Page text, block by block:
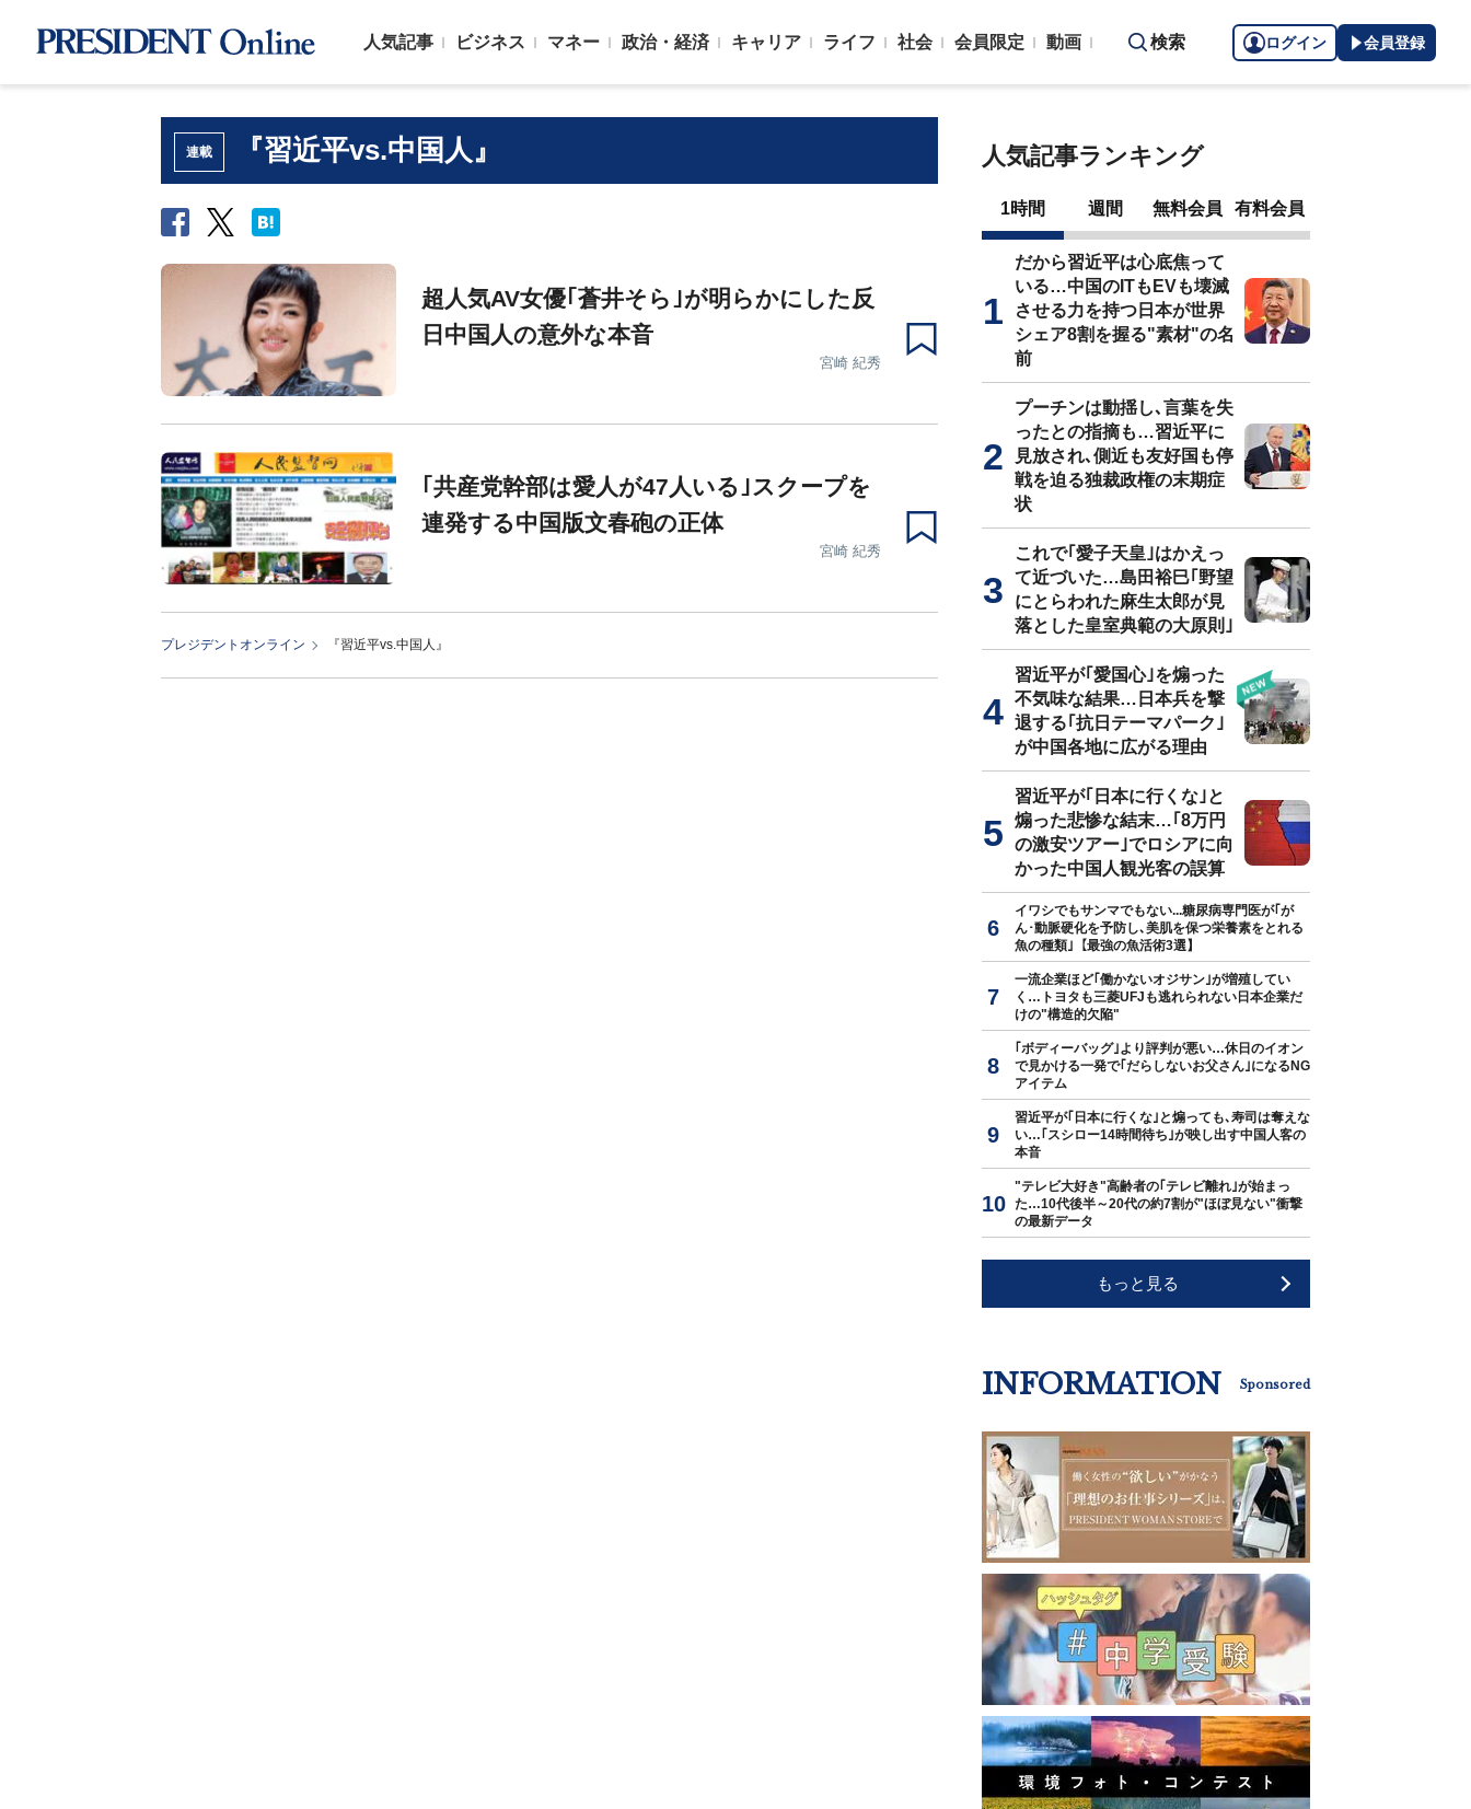
人気記事 ビジネス マネー 政治・経済 キャリア ライフ 社会 会員限定 動画 検索 ログイン 会員登録
連載 『習近平vs.中国人』
超人気AV女優｢蒼井そら｣が明らかにした反
日中国人の意外な本音
宮崎 紀秀
｢共産党幹部は愛人が47人いる｣スクープを
連発する中国版文春砲の正体
宮崎 紀秀
プレジデントオンライン 『習近平vs.中国人』
人気記事ランキング
1時間 週間 無料会員 有料会員
だから習近平は心底焦って
いる…中国のITもEVも壊滅
させる力を持つ日本が世界
シェア8割を握る"素材"の名
前
プーチンは動揺し､言葉を失
ったとの指摘も…習近平に
見放され､側近も友好国も停
戦を迫る独裁政権の末期症
状
これで｢愛子天皇｣はかえっ
て近づいた…島田裕巳｢野望
にとらわれた麻生太郎が見
落とした皇室典範の大原則｣
習近平が｢愛国心｣を煽った
不気味な結果…日本兵を撃
退する｢抗日テーマパーク｣
が中国各地に広がる理由
習近平が｢日本に行くな｣と
煽った悲惨な結末…｢8万円
の激安ツアー｣でロシアに向
かった中国人観光客の誤算
イワシでもサンマでもない...糖尿病専門医が｢が
ん･動脈硬化を予防し､美肌を保つ栄養素をとれる
魚の種類｣【最強の魚活術3選】
一流企業ほど｢働かないオジサン｣が増殖してい
く…トヨタも三菱UFJも逃れられない日本企業だ
けの"構造的欠陥"
｢ボディーバッグ｣より評判が悪い…休日のイオン
で見かける一発で｢だらしないお父さん｣になるNG
アイテム
習近平が｢日本に行くな｣と煽っても､寿司は奪えな
い…｢スシロー14時間待ち｣が映し出す中国人客の
本音
"テレビ大好き"高齢者の｢テレビ離れ｣が始まっ
た…10代後半～20代の約7割が"ほぼ見ない"衝撃
の最新データ
もっと見る
INFORMATION Sponsored